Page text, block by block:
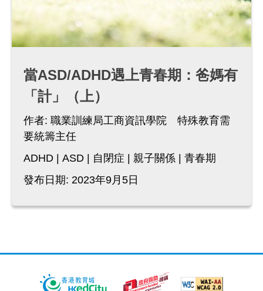
當ASD/ADHD遇上青春期：爸媽有
「計」（上）
作者: 職業訓練局工商資訊學院 特殊教育需
要統籌主任
ADHD
ASD 自閉症 親子關係
青春期
發布日期: 2023年9月5日